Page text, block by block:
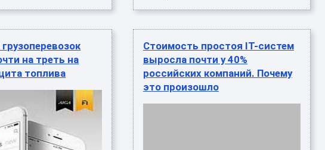
на треть на
топлива
Стоимость простоя IT-систем
выросла почти у 40%
российских компаний. Почему
это произошло